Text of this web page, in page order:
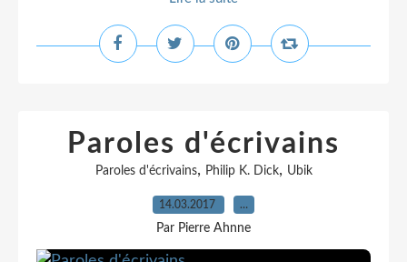
Paroles d'écrivains
Paroles d'écrivains, Philip K. Dick, Ubik
14.03.2017 …
Par Pierre Ahnne